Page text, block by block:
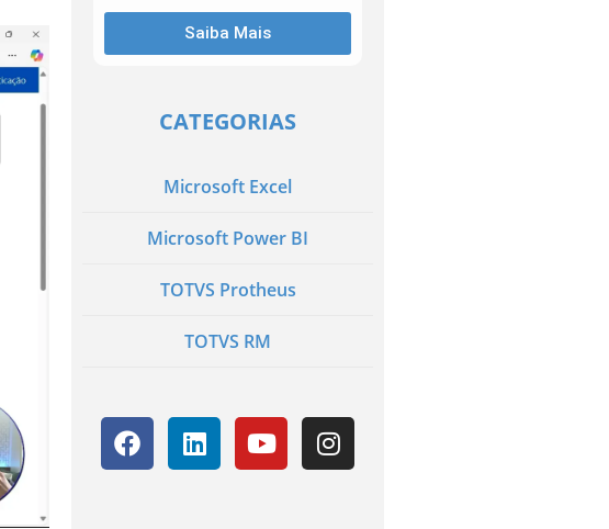
Saiba Mais
CATEGORIAS
Microsoft Excel
Microsoft Power BI
TOTVS Protheus
TOTVS RM